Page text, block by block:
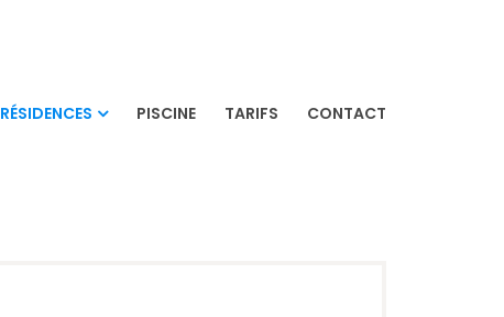
RÉSIDENCES PISCINE TARIFS CONTACT